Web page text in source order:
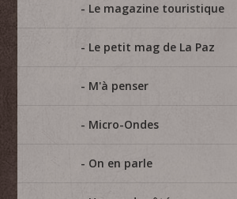
Le magazine touristique
Le petit mag de La Paz
M'à penser
Micro-Ondes
On en parle